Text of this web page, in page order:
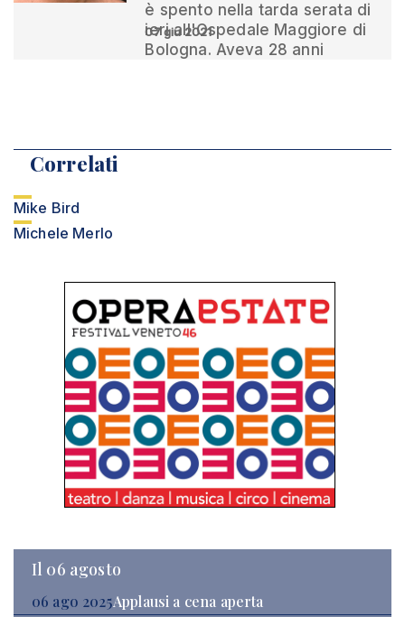
è spento nella tarda serata di
ieri all'Ospedale Maggiore di
Bologna. Aveva 28 anni
07 giu 2021
Correlati
Mike Bird
Michele Merlo
Il 06 agosto
06 ago 2025Applausi a cena aperta